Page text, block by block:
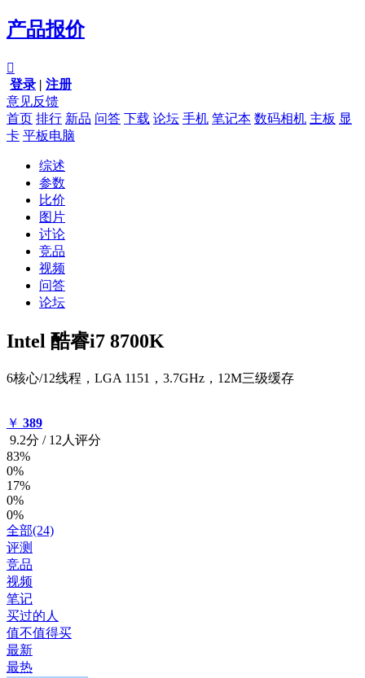
产品报价

登录 | 注册
意见反馈
首页 排行 新品 问答 下载 论坛 手机 笔记本 数码相机 主板 显
卡 平板电脑
综述
参数
比价
图片
讨论
竞品
视频
问答
论坛
Intel 酷睿i7 8700K
6核心/12线程，LGA 1151，3.7GHz，12M三级缓存
￥ 389
9.2分 / 12人评分
83%
0%
17%
0%
0%
全部(24)
评测
竞品
视频
笔记
买过的人
值不值得买
最新
最热